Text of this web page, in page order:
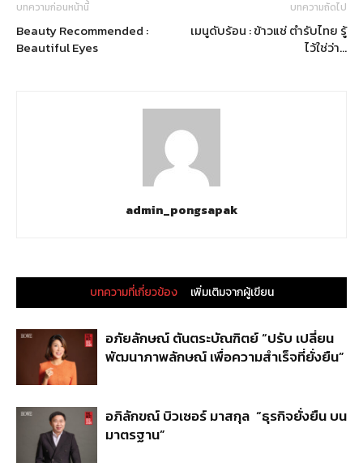
บทความก่อนหน้านี้
Beauty Recommended :
Beautiful Eyes
บทความถัดไป
เมนูดับร้อน : ข้าวแช่ ตำรับไทย รู้
ไว้ใช่ว่า…
admin_pongsapak
บทความที่เกี่ยวข้อง เพิ่มเติมจากผู้เขียน
อภัยลักษณ์ ตันตระบัณฑิตย์ “ปรับ เปลี่ยน
พัฒนาภาพลักษณ์ เพื่อความสำเร็จที่ยั่งยืน”
อภิลักขณ์ บิวเซอร์ มาสกุล “ธุรกิจยั่งยืน บน
มาตรฐาน”